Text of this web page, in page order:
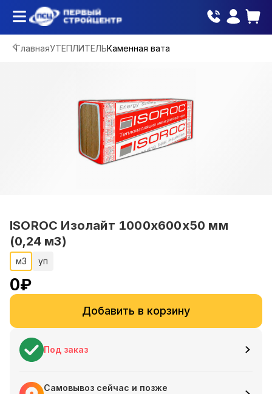
ГлавнаяУТЕПЛИТЕЛЬКаменная вата
ISOROC Изолайт 1000х600х50 мм
(0,24 м3)
м3 уп
0₽
Добавить в корзину
Под заказ
Самовывоз сейчас и позже